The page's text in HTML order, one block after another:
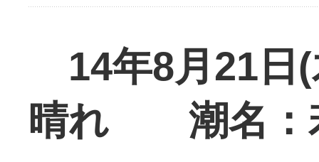
14年8月21
晴れ 潮名：